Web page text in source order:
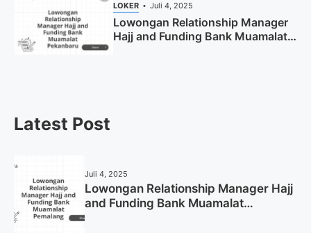
LOKER Juli 4, 2025
Lowongan Relationship Manager
Hajj and Funding Bank Muamalat
Latest Post
Juli 4, 2025
Lowongan Relationship Manager Hajj
and Funding Bank Muamalat